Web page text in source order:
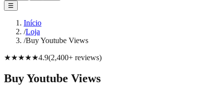
☰
Início
/Loja
/Buy Youtube Views
★★★★★4.9(2,400+ reviews)
Buy Youtube Views